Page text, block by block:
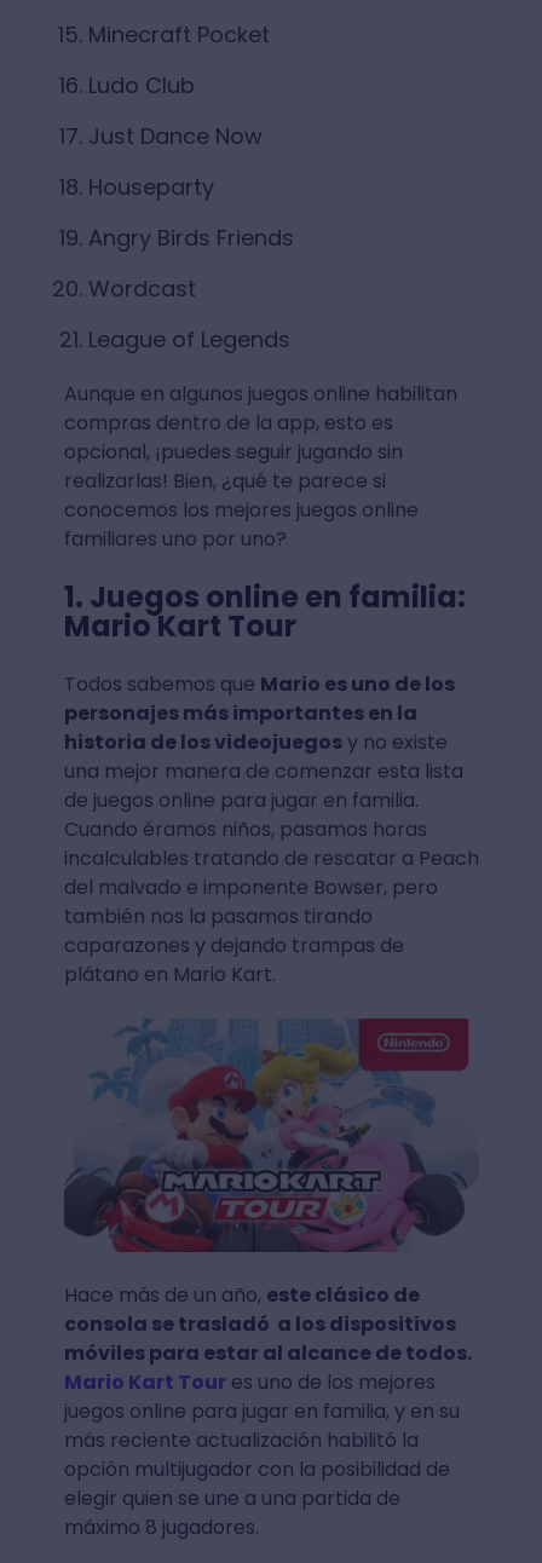
Minecraft Pocket
Ludo Club
Just Dance Now
Houseparty
Angry Birds Friends
Wordcast
League of Legends
Aunque en algunos juegos online habilitan
compras dentro de la app, esto es
opcional, ¡puedes seguir jugando sin
realizarlas! Bien, ¿qué te parece si
conocemos los mejores juegos online
familiares uno por uno?
1. Juegos online en familia:
Mario Kart Tour
Todos sabemos que Mario es uno de los
personajes más importantes en la
historia de los videojuegosy no existe
una mejor manera de comenzar esta lista
de juegos online para jugar en familia.
Cuando éramos niños, pasamos horas
incalculables tratando de rescatar a Peach
del malvado e imponente Bowser, pero
también nos la pasamos tirando
caparazones y dejando trampas de
plátano en Mario Kart.
Hace más de un año, este clásico de
consola se trasladó a los dispositivos
móviles para estar al alcance de todos.
Mario Kart Tour es uno de los mejores
juegos online para jugar en familia, y en su
más reciente actualización habilitó la
opción multijugador con la posibilidad de
elegir quien se une a una partida de
máximo 8 jugadores.